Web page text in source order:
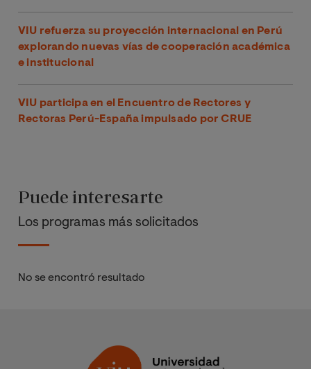
VIU refuerza su proyección internacional en Perú
explorando nuevas vías de cooperación académica
e institucional
VIU participa en el Encuentro de Rectores y
Rectoras Perú-España impulsado por CRUE
Puede interesarte
Los programas más solicitados
No se encontró resultado